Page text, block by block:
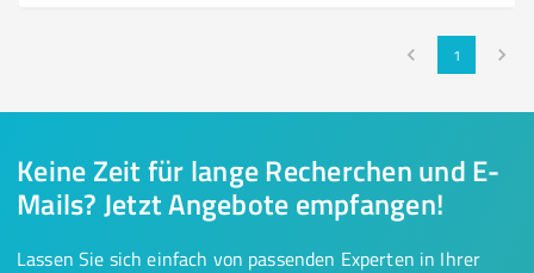
1
Keine Zeit für lange Recherchen und E-
Mails? Jetzt Angebote empfangen!
Lassen Sie sich einfach von passenden Experten in Ihrer